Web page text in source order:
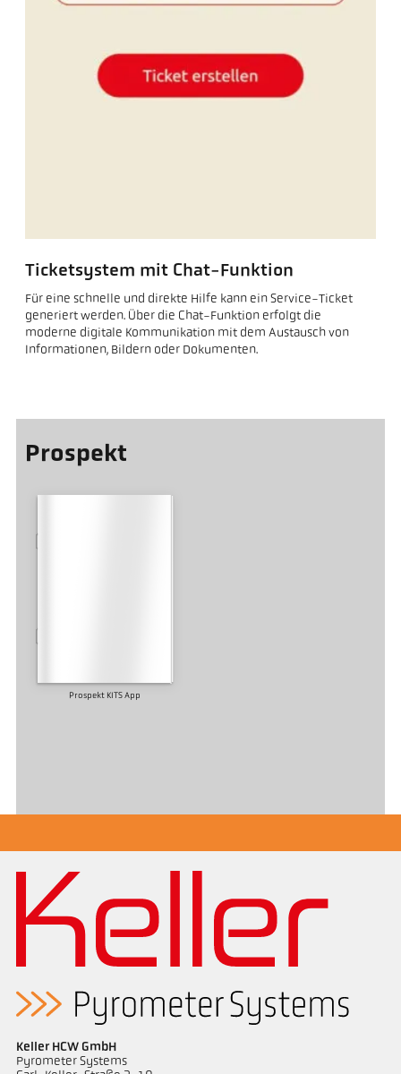
Ticketsystem mit Chat-Funktion
Für eine schnelle und direkte Hilfe kann ein Service-Ticket
generiert werden. Über die Chat-Funktion erfolgt die
moderne digitale Kommunikation mit dem Austausch von
Informationen, Bildern oder Dokumenten.
Prospekt
Prospekt KITS App
Keller HCW GmbH
Pyrometer Systems